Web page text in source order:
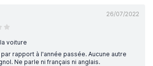
26/07/2022
voiture
rapport à l'année passée. Aucune autre
Ne parle ni français ni anglais.